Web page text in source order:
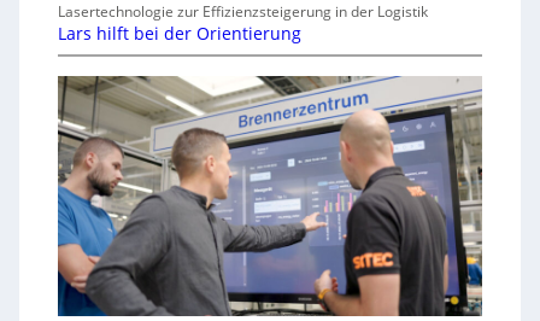
Lasertechnologie zur Effizienzsteigerung in der Logistik
Lars hilft bei der Orientierung